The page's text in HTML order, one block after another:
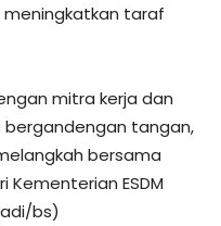
meningkatkan taraf
mitra kerja dan
tangan,
bersama
ESDM
bs)